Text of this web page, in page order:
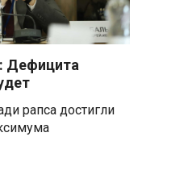
рапса достигли